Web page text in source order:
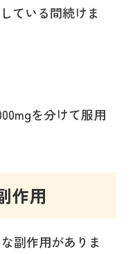
ている間続けま
を分けて服用
作用
副作用がありま